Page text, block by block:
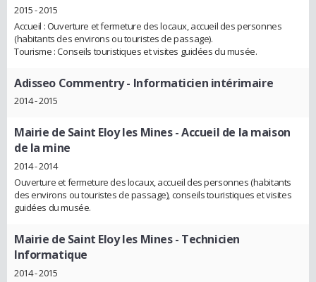
2015 - 2015
Accueil : Ouverture et fermeture des locaux, accueil des personnes
(habitants des environs ou touristes de passage).
Tourisme : Conseils touristiques et visites guidées du musée.
Adisseo Commentry- Informaticien intérimaire
2014 - 2015
Mairie de Saint Eloy les Mines- Accueil de la maison
de la mine
2014 - 2014
Ouverture et fermeture des locaux, accueil des personnes (habitants
des environs ou touristes de passage), conseils touristiques et visites
guidées du musée.
Mairie de Saint Eloy les Mines- Technicien
Informatique
2014 - 2015